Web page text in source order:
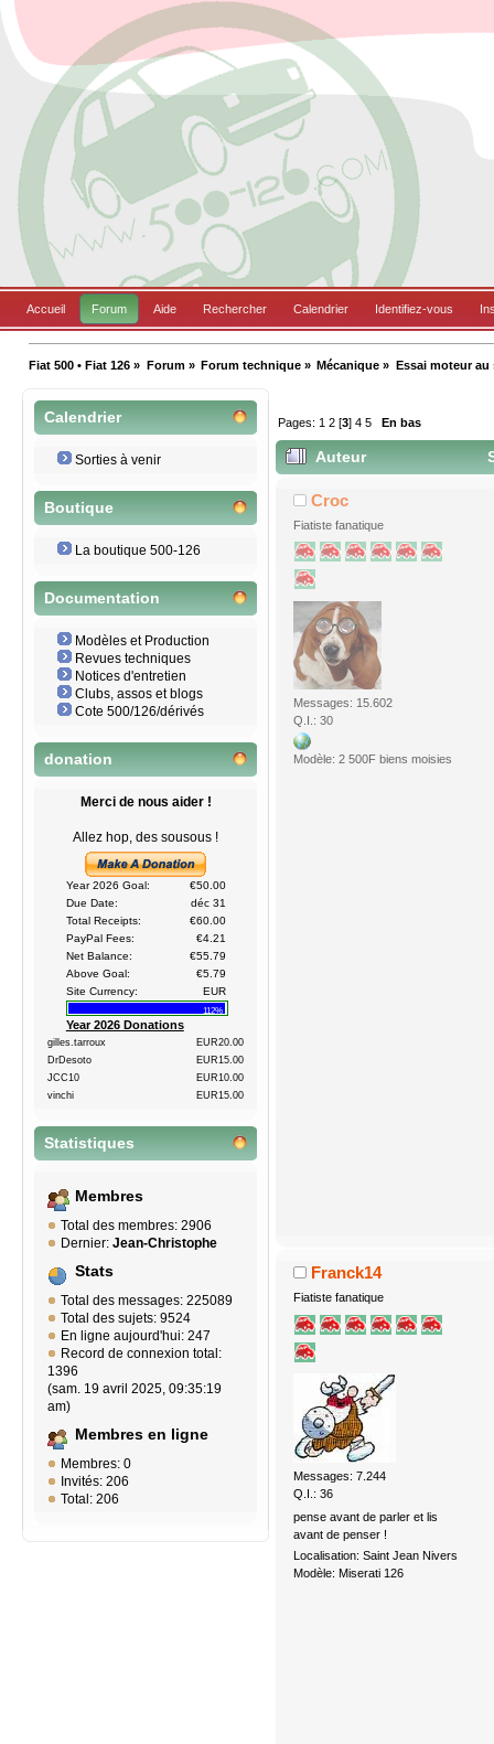
Accueil Forum Aide Rechercher Calendrier Identifiez-vous
Fiat 500 • Fiat 126 » Forum» Forum technique» Mécanique » Essai moteur au
Calendrier
Sorties à venir
Boutique
La boutique 500-126
Documentation
Modèles et Production
Revues techniques
Notices d'entretien
Clubs, assos et blogs
Cote 500/126/dérivés
donation
Merci de nous aider !
Allez hop, des sousous !
Year 2026 Goal:
€50.00
Due Date:
déc 31
Total Receipts:
€60.00
PayPal Fees:
€4.21
Net Balance:
€55.79
Above Goal:
€5.79
Site Currency:
EUR
112%
Year 2026 Donations
gilles.tarroux
EUR20.00
DrDesoto
EUR15.00
JCC10
EUR10.00
vinchi
EUR15.00
Statistiques
Membres
Total des membres: 2906
Dernier: Jean-Christophe
Stats
Total des messages: 225089
Total des sujets: 9524
En ligne aujourd'hui: 247
Record de connexion total:
1396
(sam. 19 avril 2025, 09:35:19
am)
Membres en ligne
Membres: 0
Invités: 206
Total: 206
Pages: 1 2 [3]4 5 En bas
Auteur
Croc
Fiatiste fanatique
Messages: 15.602
Q.I.: 30
Modèle: 2 500F biens moisies
Franck14
Fiatiste fanatique
Messages: 7.244
Q.I.: 36
pense avant de parler et lis
avant de penser !
Localisation: Saint Jean Nivers
Modèle: Miserati 126